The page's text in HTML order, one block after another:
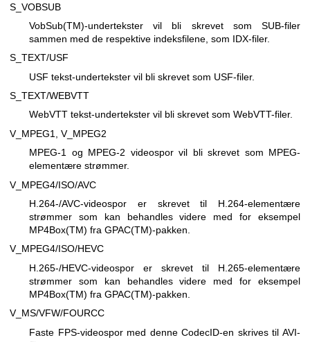
S_VOBSUB
VobSub(TM)-undertekster vil bli skrevet som SUB-filer
sammen med de respektive indeksfilene, som IDX-filer.
S_TEXT/USF
USF tekst-undertekster vil bli skrevet som USF-filer.
S_TEXT/WEBVTT
WebVTT tekst-undertekster vil bli skrevet som WebVTT-filer.
V_MPEG1, V_MPEG2
MPEG-1 og MPEG-2 videospor vil bli skrevet som MPEG-
elementære strømmer.
V_MPEG4/ISO/AVC
H.264-/AVC-videospor er skrevet til H.264-elementære
strømmer som kan behandles videre med for eksempel
MP4Box(TM) fra GPAC(TM)-pakken.
V_MPEG4/ISO/HEVC
H.265-/HEVC-videospor er skrevet til H.265-elementære
strømmer som kan behandles videre med for eksempel
MP4Box(TM) fra GPAC(TM)-pakken.
V_MS/VFW/FOURCC
Faste FPS-videospor med denne CodecID-en skrives til AVI-